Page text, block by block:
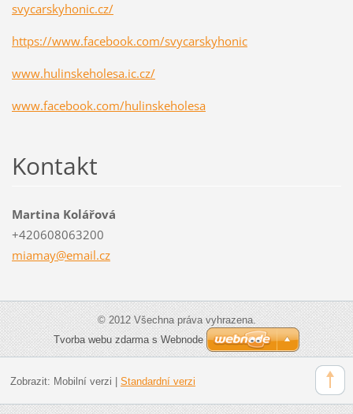
svycarskyhonic.cz/
https://www.facebook.com/svycarskyhonic
www.hulinskeholesa.ic.cz/
www.facebook.com/hulinskeholesa
Kontakt
Martina Kolářová
+420608063200
miamay@email.cz
© 2012 Všechna práva vyhrazena.
Tvorba webu zdarma s Webnode
Zobrazit: Mobilní verzi | Standardní verzi